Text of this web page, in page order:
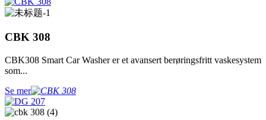
CBK 308
CBK308 Smart Car Washer er et avansert berøringsfritt vaskesystem
som...
Se mer